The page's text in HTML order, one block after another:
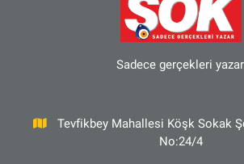
Sadece gerçekleri
Tevfikbey Mahallesi Köşk Sokak
No:24/4